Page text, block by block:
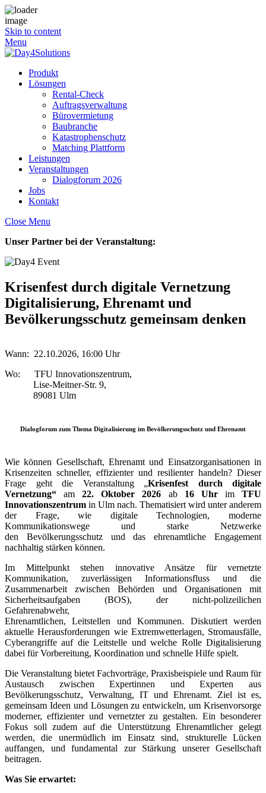
Skip to content
Menu
Produkt
Lösungen
Rental-Check
Auftragsverwaltung
Bürovermietung
Baubranche
Katastrophenschutz
Matching Plattform
Leistungen
Veranstaltungen
Dialogforum 2026
Jobs
Kontakt
Close Menu
Unser Partner bei der Veranstaltung:
Krisenfest durch digitale Vernetzung
Digitalisierung, Ehrenamt und
Bevölkerungsschutz gemeinsam denken
Wann: 22.10.2026, 16:00 Uhr
Wo: TFU Innovationszentrum,
Lise-Meitner-Str. 9,
89081 Ulm
Dialogforum zum Thema Digitalisierung im Bevölkerungsschutz und Ehrenamt
Wie können Gesellschaft, Ehrenamt und Einsatzorganisationen in
Krisenzeiten schneller, effizienter und resilienter handeln? Dieser
Frage geht die Veranstaltung „Krisenfest durch digitale
Vernetzung“ am22. Oktober 2026 ab 16 Uhr imTFU
Innovationszentrum in Ulm nach. Thematisiert wird unter anderem
der Frage, wie digitale Technologien, moderne
Kommunikationswege und starke Netzwerke
den Bevölkerungsschutz und das ehrenamtliche Engagement
nachhaltig stärken können.
Im Mittelpunkt stehen innovative Ansätze für vernetzte
Kommunikation, zuverlässigen Informationsfluss und die
Zusammenarbeit zwischen Behörden und Organisationen mit
Sicherheitsaufgaben (BOS), der nicht-polizeilichen
Gefahrenabwehr,
Ehrenamtlichen, Leitstellen und Kommunen. Diskutiert werden
aktuelle Herausforderungen wie Extremwetterlagen, Stromausfälle,
Cyberangriffe auf die Leitstelle und welche Rolle Digitalisierung
dabei für Vorbereitung, Koordination und schnelle Hilfe spielt.
Die Veranstaltung bietet Fachvorträge, Praxisbeispiele und Raum für
Austausch zwischen Expertinnen und Experten aus
Bevölkerungsschutz, Verwaltung, IT und Ehrenamt. Ziel ist es,
gemeinsam Ideen und Lösungen zu entwickeln, um Krisenvorsorge
moderner, effizienter und vernetzter zu gestalten. Ein besonderer
Fokus soll zudem auf die Unterstützung Ehrenamtlicher gelegt
werden, die unermüdlich im Einsatz sind, strukturelle Lücken
auffangen, und fundamental zur Stärkung unserer Gesellschaft
beitragen.
Was Sie erwartet: